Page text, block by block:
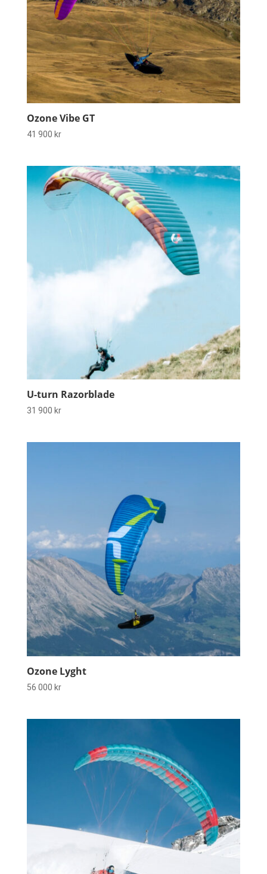
Ozone Vibe GT
41 900 kr
U-turn Razorblade
31 900 kr
Ozone Lyght
56 000 kr